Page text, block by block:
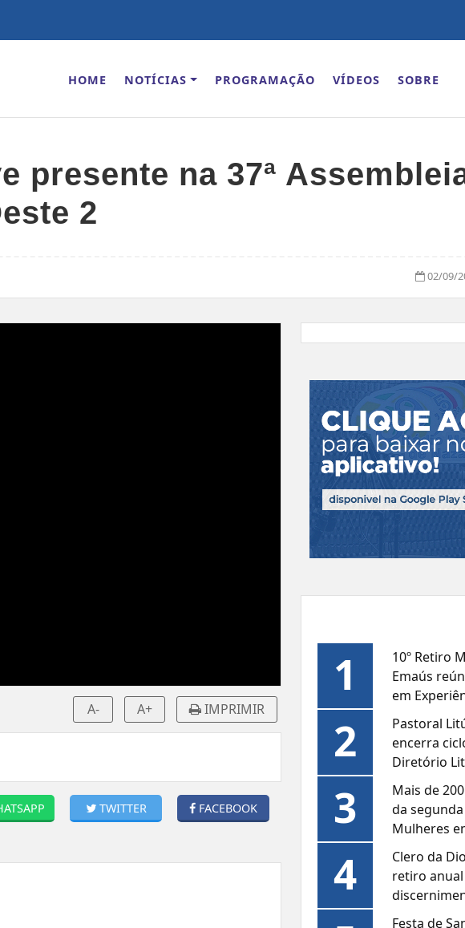
HOME NOTÍCIAS PROGRAMAÇÃO VÍDEOS SOBRE
presente na 37ª
2
02/09/
A- A+ IMPRIMIR
FACEBOOK
TWITTER
1
10º Retiro
Emaús
em
2
Pastoral
encerra
Diretório
3
Mais de
da
Mulheres
4
Clero da
retiro
Festa de